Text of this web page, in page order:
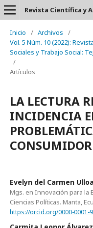
Inicio / Archivos
/
Vol. 5 Núm. 10 (2022):
Sociales y Trabajo Social:
/
Artículos
LA LECTURA
INCIDENCIA
Evelyn del Carmen
Mgs. en Innovación para la
Ciencias Políticas. Manta,
https://orcid.org/0000-0001-